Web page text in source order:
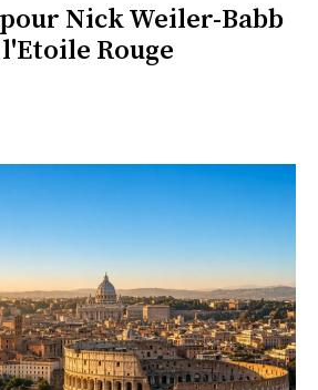
pour Nick Weiler-Babb
Rouge